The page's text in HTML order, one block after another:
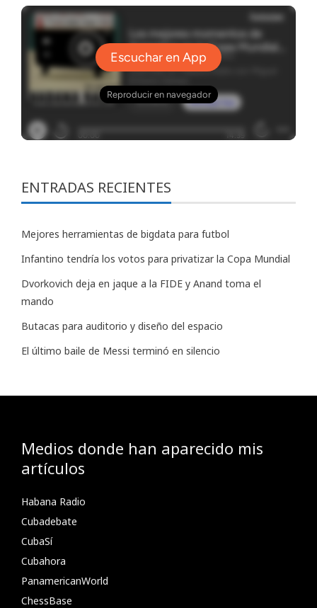
ENTRADAS RECIENTES
Mejores herramientas de bigdata para futbol
Infantino tendría los votos para privatizar la Copa Mundial
Dvorkovich deja en jaque a la FIDE y Anand toma el
mando
Butacas para auditorio y diseño del espacio
El último baile de Messi terminó en silencio
Medios donde han aparecido mis
artículos
Habana Radio
Cubadebate
CubaSí
Cubahora
PanamericanWorld
ChessBase